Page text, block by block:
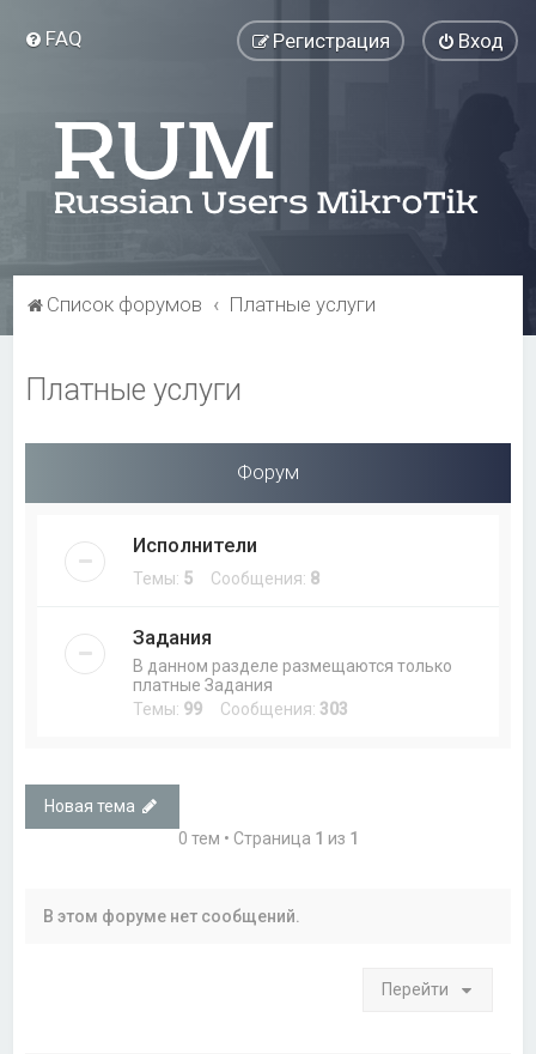
FAQ Вход
Регистрация
Список форумов Платные услуги
Платные услуги
Форум
Исполнители
Темы: 5 Сообщения: 8
Задания
В данном разделе размещаются только
платные Задания
Темы: 99 Сообщения: 303
Новая тема
0 тем • Страница 1 из 1
В этом форуме нет сообщений.
Перейти